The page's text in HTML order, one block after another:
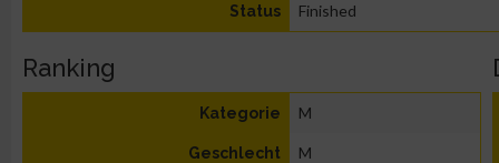
Status Finished
Ranking
Kategorie M
Geschlecht M